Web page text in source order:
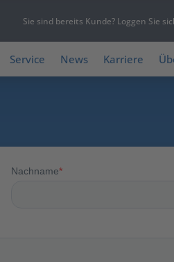
Sie sind bereits Kunde? Loggen Sie
Service News Karriere